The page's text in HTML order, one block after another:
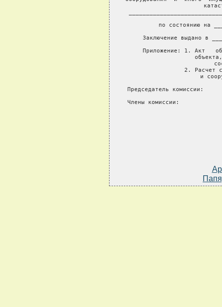
по состоянию на
Заключение выдано в
Приложение: 1. Акт
2. Расчет
и
Председатель комиссии:
Члены комиссии: